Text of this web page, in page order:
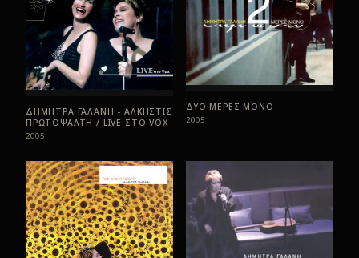
ΔΗΜΗΤΡΑ ΓΑΛΑΝΗ - ΑΛΚΗΣΤΙΣ
ΠΡΩΤΟΨΑΛΤΗ / LIVE ΣTO VOX
2005
ΔΥΟ ΜΕΡΕΣ ΜΟΝΟ
2005